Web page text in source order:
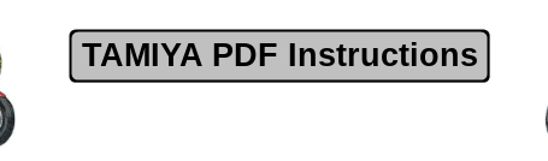
TAMIYA PDF Instructions